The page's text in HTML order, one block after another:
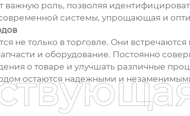
роль, позволяя
системы, упрощающая и
не только в торговле. Они встречаются
и оборудование. Постоянно
о товаре и улучшать различные
остаются надежными и